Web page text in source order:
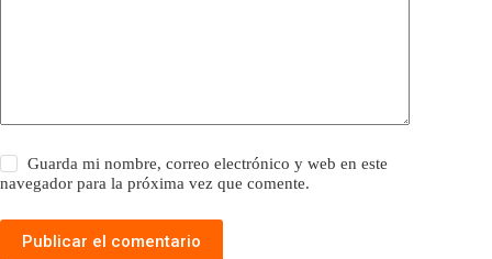
Guarda mi nombre, correo electrónico y web en este
navegador para la próxima vez que comente.
Publicar el comentario